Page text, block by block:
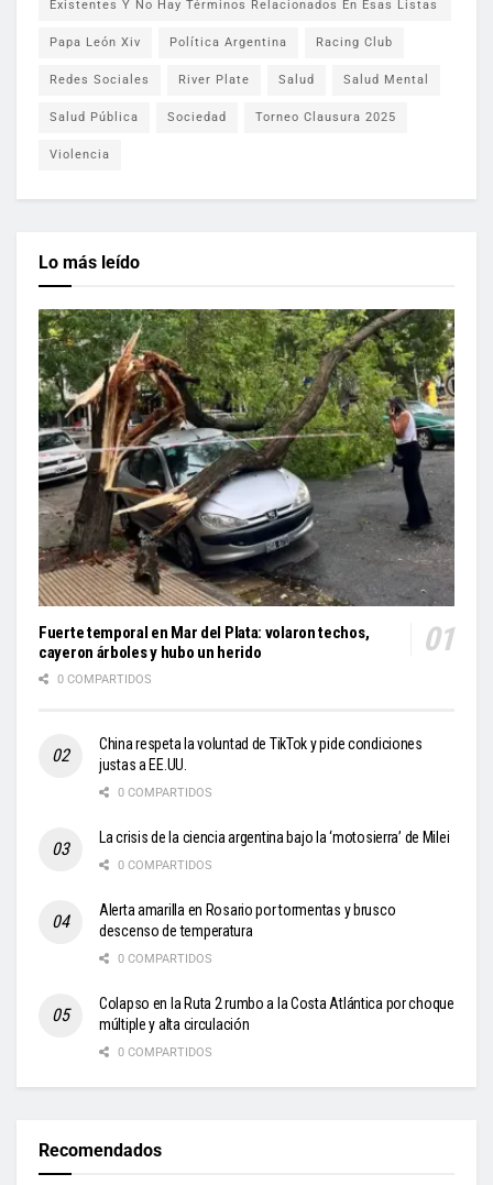
Existentes Y No Hay Términos Relacionados En Esas Listas
Papa León Xiv Política Argentina Racing Club
Redes Sociales River Plate Salud Salud Mental
Salud Pública Sociedad Torneo Clausura 2025
Violencia
Lo más leído
Fuerte temporal en Mar del Plata: volaron techos,
cayeron árboles y hubo un herido
0 COMPARTIDOS
China respeta la voluntad de TikTok y pide condiciones
justas a EE.UU.
0 COMPARTIDOS
La crisis de la ciencia argentina bajo la ‘motosierra’ de Milei
0 COMPARTIDOS
Alerta amarilla en Rosario por tormentas y brusco
descenso de temperatura
0 COMPARTIDOS
Colapso en la Ruta 2 rumbo a la Costa Atlántica por choque
múltiple y alta circulación
0 COMPARTIDOS
Recomendados